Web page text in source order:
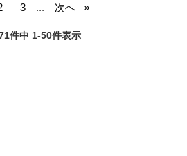
3 ... 次へ
件中 1-50件表示